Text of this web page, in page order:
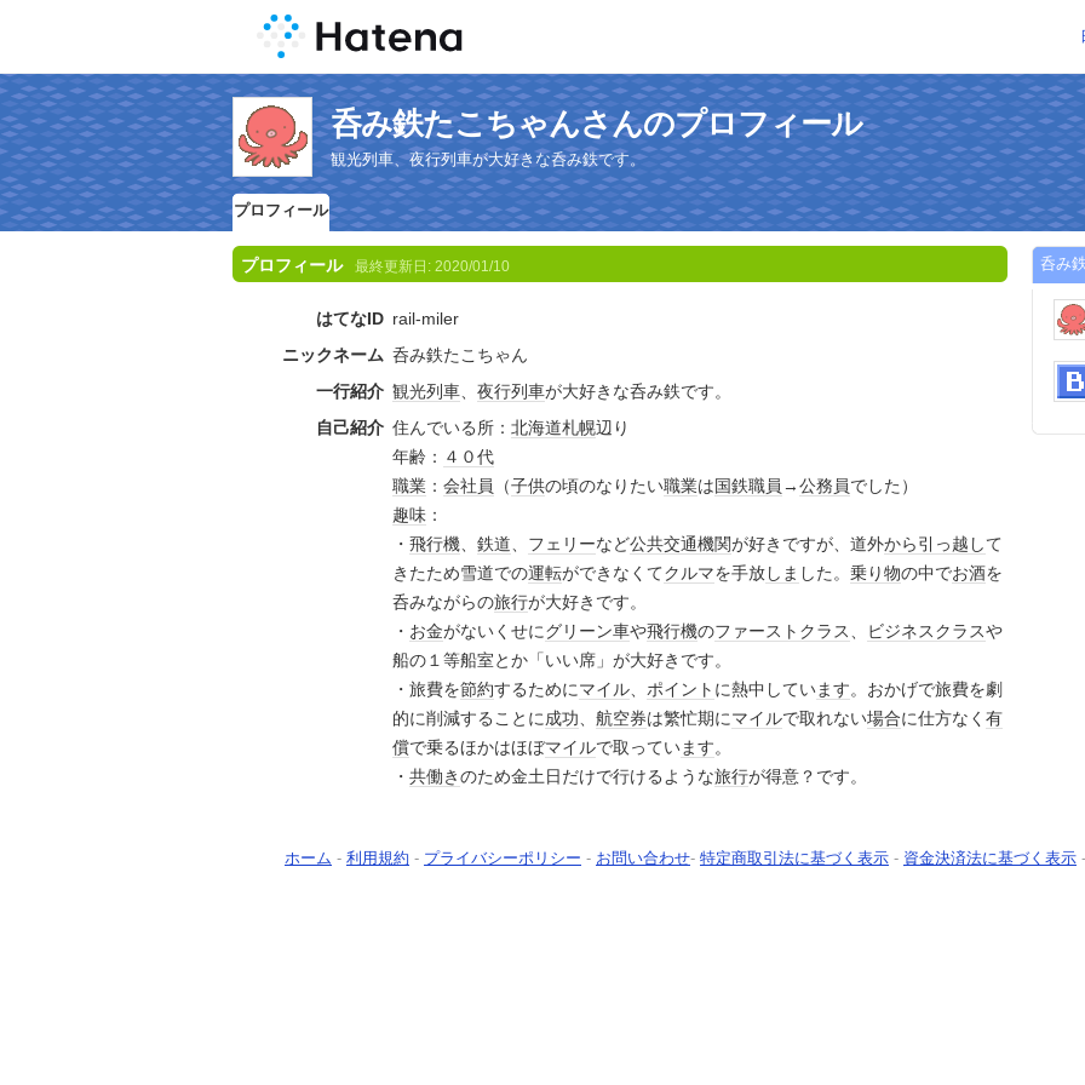
呑み鉄たこちゃんさんのプロフィール
観光列車、夜行列車が大好きな呑み鉄です。
プロフィール
プロフィール 最終更新日: 2020/01/10
はてなID rail-miler
ニックネーム 呑み鉄たこちゃん
一行紹介 観光列車、 夜行列車が大好きな呑み鉄です。
自己紹介 住んでいる所： 北海道札幌辺り
年齢： ４０代
職業 ： 会社員 （子供の頃のなりたい職業は国鉄職員 →公務員でした）
趣味 ：
・ 飛行機、 鉄道、 フェリーなど公共交通機関が好きですが、道外から引っ越して
きたため雪道での運転ができなくてクルマを手放しま した。 乗り物の中でお酒を
呑みながらの旅行が大好きです。
・ お金がないくせにグリーン車や飛行機のファーストクラス、 ビジネスクラスや
船の１等船室とか「いい席」が大好きです。
・旅費を節約するためにマイル、 ポイント に熱中しています。おかげで旅費を劇
的に削減することに成功、 航空券は繁忙期にマイルで取れない場合に仕方なく 有
償で乗るほかはほぼマイルで取っています。
・ 共働きのため金土日だけで行けるような旅行が得意？です。
呑み
ホーム - 利用規約 - プライバシーポリシー - お問い合わせ- 特定商取引法に基づく表示 - 資金決済法に基づく表示 -